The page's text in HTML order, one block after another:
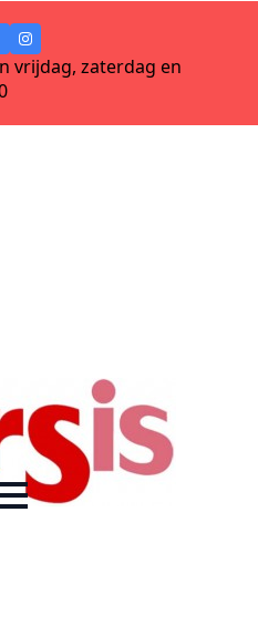
vrijdag, zaterdag en